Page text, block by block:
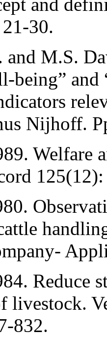
and
30.
and M.S.
being”
Nijhoff.
Welfare
Reduce
livestock.
832.